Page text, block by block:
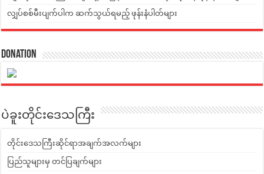
လျှပ်စစ်မီးပျက်ပါက ဆက်သွယ်ရမည့် ဖုန်းနံပါတ်များ
Donation
ပဲခူးတိုင်းဒေသကြီး
တိုင်းဒေသကြီးဆိုင်ရာအချက်အလက်များ
ပြည်သူများမှ တင်ပြချက်များ